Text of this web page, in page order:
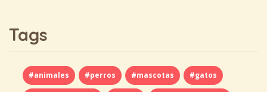
Tags
#animales #perros #mascotas #gatos